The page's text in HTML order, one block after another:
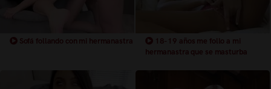
Sofá follando con mi hermanastra
18-19 años me follo a mi
hermanastra que se masturba